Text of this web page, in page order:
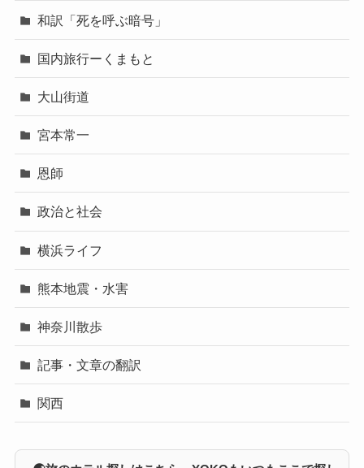
和訳「死を呼ぶ暗号」
国内旅行ーくまもと
大山街道
宮本常一
恩師
政治と社会
横浜ライフ
熊本地震・水害
神奈川散歩
記事・文章の翻訳
関西